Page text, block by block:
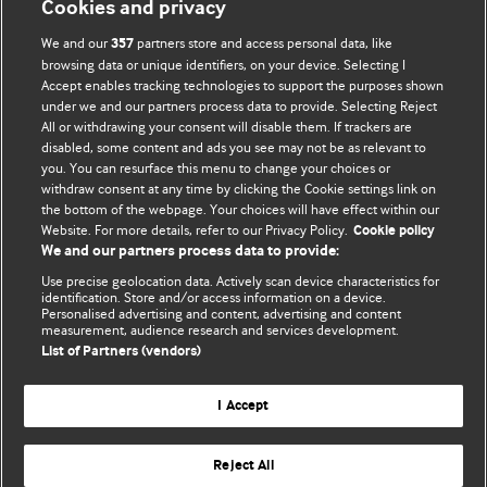
BMJ Blogs
Comment and Opinion | Open Debate
The views and opinions expressed on this site are solely
those of the original authors. They do not necessarily
represent the views of BMJ and should not be used to
and conditions.
All BMJ blog posts are posted under a CC-BY-NC licence
BMJ Journals
Cookies and privacy
We and our357 partners store and access personal data, like
browsing data or unique identifiers, on your device. Selecting I
Accept enables tracking technologies to support the purposes shown
under we and our partners process data to provide. Selecting Reject
All or withdrawing your consent will disable them. If trackers are
disabled, some content and ads you see may not be as relevant to
you. You can resurface this menu to change your choices or
withdraw consent at any time by clicking the Cookie settings link on
the bottom of the webpage. Your choices will have effect within our
Website. For more details, refer to our Privacy Policy. Cookie policy
We and our partners process data to provide:
Use precise geolocation data. Actively scan device characteristics for
identification. Store and/or access information on a device.
Personalised advertising and content, advertising and content
measurement, audience research and services development.
List of Partners (vendors)
I Accept
Reject All